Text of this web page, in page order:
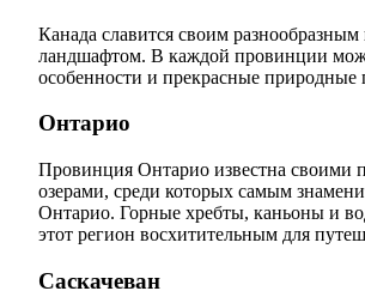
Канада славится своим
ландшафтом. В каждой провинции
особенности и прекрасные природные
Онтарио
Провинция Онтарио известна своими
озерами, среди которых самым
Онтарио. Горные хребты, каньоны и
этот регион восхитительным для
Саскачеван